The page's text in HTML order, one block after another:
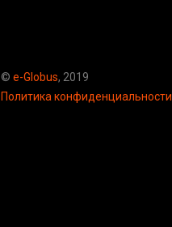
© e-Globus, 2019
Политика конфиденциальности